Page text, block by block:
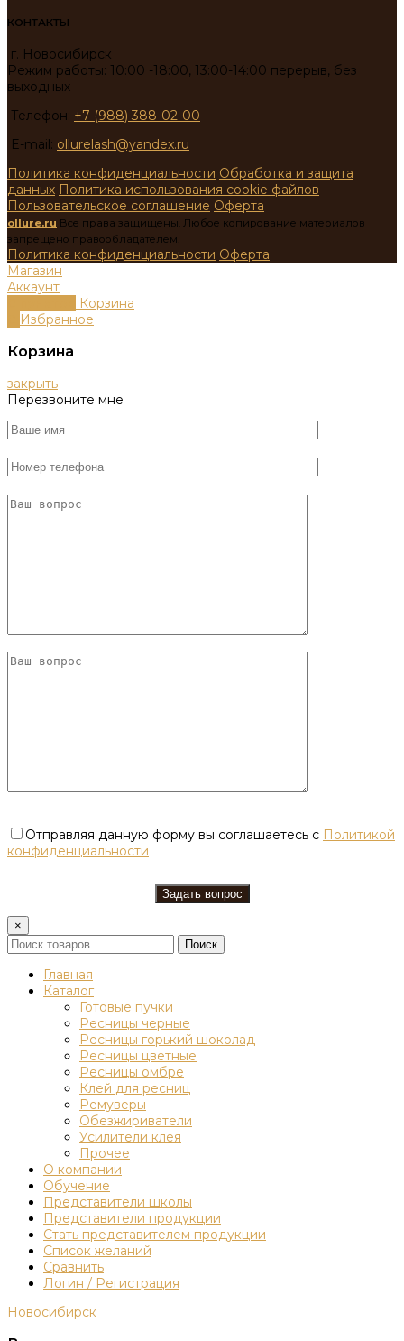
КОНТАКТЫ
г. Новосибирск
Режим работы: 10:00 -18:00, 13:00-14:00 перерыв, без
выходных
Телефон: +7 (988) 388-02-00
E-mail: ollurelash@yandex.ru
Политика конфиденциальности Обработка и защита
данных Политика использования cookie файлов
Пользовательское соглашение Оферта
ollure.ru Все права защищены. Любое копирование материалов
запрещено правообладателем.
Политика конфиденциальности Оферта
Магазин
Аккаунт
Корзина
Избранное
Корзина
закрыть
Перезвоните мне
Отправляя данную форму вы соглашаетесь с Политикой
конфиденциальности
×
Поиск
Главная
Каталог
Готовые пучки
Ресницы черные
Ресницы горький шоколад
Ресницы цветные
Ресницы омбре
Клей для ресниц
Ремуверы
Обезжириватели
Усилители клея
Прочее
О компании
Обучение
Представители школы
Представители продукции
Стать представителем продукции
Список желаний
Сравнить
Логин / Регистрация
Новосибирск